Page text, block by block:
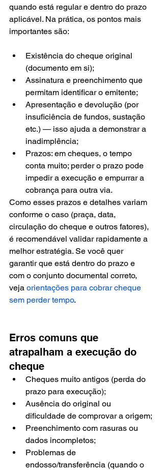
quando está regular e dentro do prazo
aplicável. Na prática, os pontos mais
importantes são:
Existência do cheque original
(documento em si);
Assinatura e preenchimento que
permitam identificar o emitente;
Apresentação e devolução (por
insuficiência de fundos, sustação
etc.) — isso ajuda a demonstrar a
inadimplência;
Prazos: em cheques, o tempo
conta muito; perder o prazo pode
impedir a execução e empurrar a
cobrança para outra via.
Como esses prazos e detalhes variam
conforme o caso (praça, data,
circulação do cheque e outros fatores),
é recomendável validar rapidamente a
melhor estratégia. Se você quer
garantir que está dentro do prazo e
com o conjunto documental correto,
veja orientações para cobrar cheque
sem perder tempo.
Erros comuns que
atrapalham a execução do
cheque
Cheques muito antigos (perda do
prazo para execução);
Ausência do original ou
dificuldade de comprovar a origem;
Preenchimento com rasuras ou
dados incompletos;
Problemas de
endosso/transferência (quando o